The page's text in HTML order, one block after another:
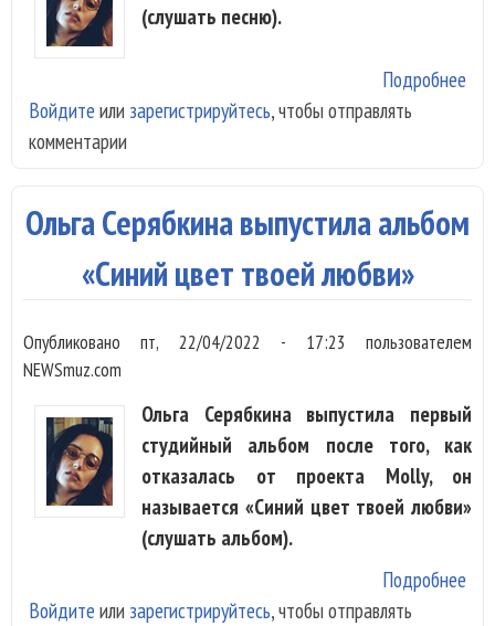
(слушать песню).
Подробнее
Войдите или зарегистрируйтесь, чтобы отправлять
комментарии
Ольга Серябкина выпустила альбом
«Синий цвет твоей любви»
Опубликованопт, 22/04/2022 - 17:23 пользователем
NEWSmuz.com
Ольга Серябкина выпустила первый
студийный альбом после того, как
отказалась от проекта Molly, он
называется «Синий цвет твоей любви»
(слушать альбом).
Подробнее
Войдите или зарегистрируйтесь, чтобы отправлять